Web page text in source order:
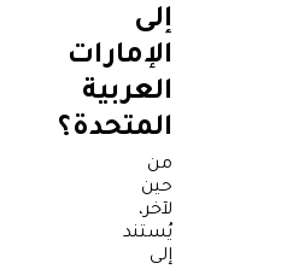
إلى
الإمارات
العربية
المتحدة؟
من
حين
لآخر،
يُستند
إلى